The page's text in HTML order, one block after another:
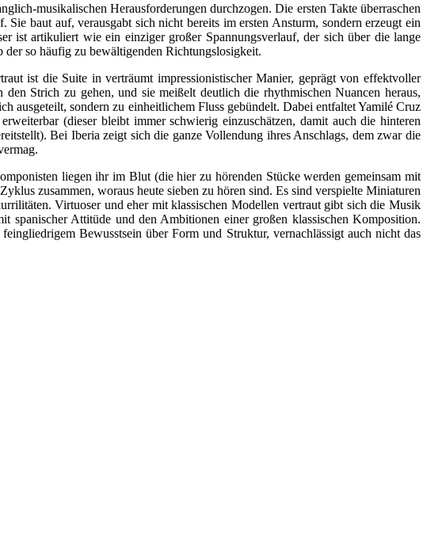
musikalischen Herausforderungen durchzogen. Die ersten Takte überraschen
baut auf, verausgabt sich nicht bereits im ersten Ansturm, sondern erzeugt ein
ist artikuliert wie ein einziger großer Spannungsverlauf, der sich über die lange
der so häufig zu bewältigenden Richtungslosigkeit.
ist die Suite in verträumt impressionistischer Manier, geprägt von effektvoller
Strich zu gehen, und sie meißelt deutlich die rhythmischen Nuancen heraus,
ausgeteilt, sondern zu einheitlichem Fluss gebündelt. Dabei entfaltet Yamilé Cruz
(dieser bleibt immer schwierig einzuschätzen, damit auch die hinteren
Bei Iberia zeigt sich die ganze Vollendung ihres Anschlags, dem zwar die
liegen ihr im Blut (die hier zu hörenden Stücke werden gemeinsam mit
zusammen, woraus heute sieben zu hören sind. Es sind verspielte Miniaturen
Virtuoser und eher mit klassischen Modellen vertraut gibt sich die Musik
spanischer Attitüde und den Ambitionen einer großen klassischen Komposition.
Bewusstsein über Form und Struktur, vernachlässigt auch nicht das